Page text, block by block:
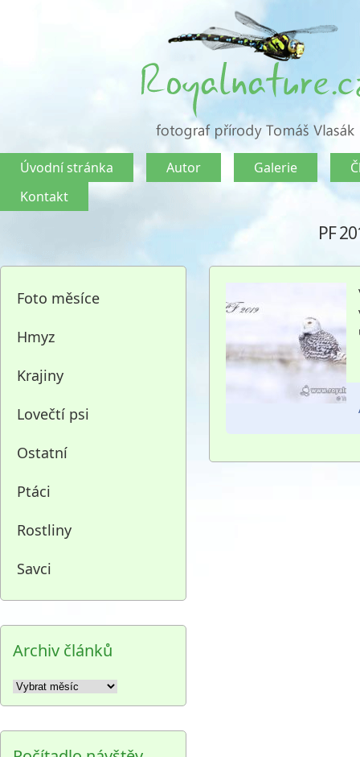
Úvodní stránka Autor Galerie
Kontakt
PF
Foto měsíce
Hmyz
Krajiny
Lovečtí psi
Ostatní
Ptáci
Rostliny
Savci
Archiv článků
Archiv
článků